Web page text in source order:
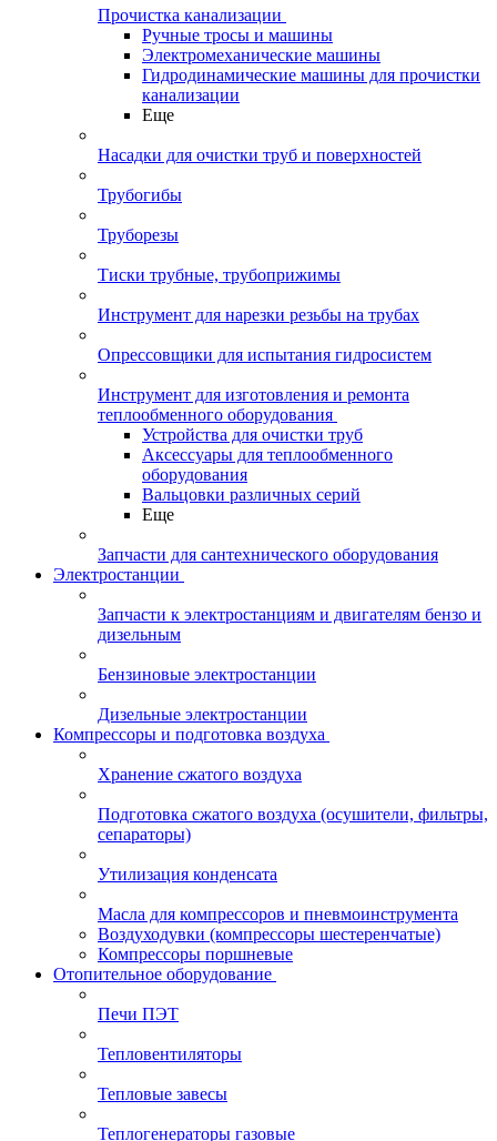
Прочистка канализации
Ручные тросы и машины
Электромеханические машины
Гидродинамические машины для прочистки
канализации
Еще
Насадки для очистки труб и поверхностей
Трубогибы
Труборезы
Тиски трубные, трубоприжимы
Инструмент для нарезки резьбы на трубах
Опрессовщики для испытания гидросистем
Инструмент для изготовления и ремонта
теплообменного оборудования
Устройства для очистки труб
Аксессуары для теплообменного
оборудования
Вальцовки различных серий
Еще
Запчасти для сантехнического оборудования
Электростанции
Запчасти к электростанциям и двигателям бензо и
дизельным
Бензиновые электростанции
Дизельные электростанции
Компрессоры и подготовка воздуха
Хранение сжатого воздуха
Подготовка сжатого воздуха (осушители, фильтры,
сепараторы)
Утилизация конденсата
Масла для компрессоров и пневмоинструмента
Воздуходувки (компрессоры шестеренчатые)
Компрессоры поршневые
Отопительное оборудование
Печи ПЭТ
Тепловентиляторы
Тепловые завесы
Теплогенераторы газовые